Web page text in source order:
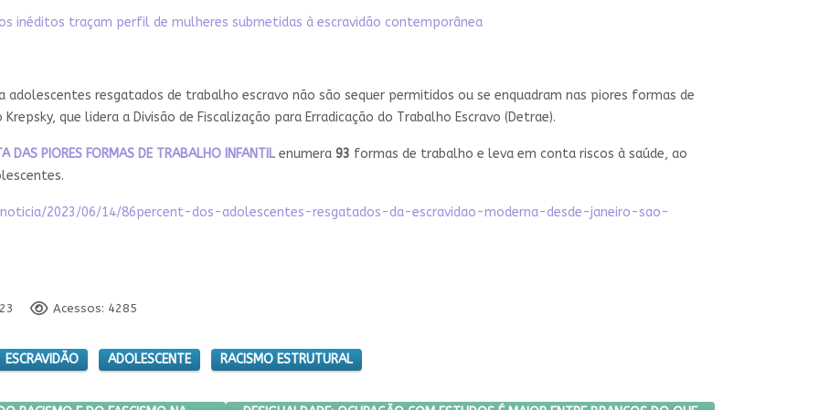
inéditos traçam perfil de mulheres submetidas à escravidão contemporânea
adolescentes resgatados de trabalho escravo não são sequer permitidos ou se enquadram nas piores formas de
que lidera a Divisão de Fiscalização para Erradicação do Trabalho Escravo (Detrae).
DAS PIORES FORMAS DE TRABALHO INFANTIL enumera 93 formas de trabalho e leva em conta riscos à saúde, ao
2023/06/14/86percent-dos-adolescentes-resgatados-da-escravidao-moderna-desde-janeiro-sao-
Acessos: 4285
ESCRAVIDÃO ADOLESCENTE RACISMO ESTRUTURAL